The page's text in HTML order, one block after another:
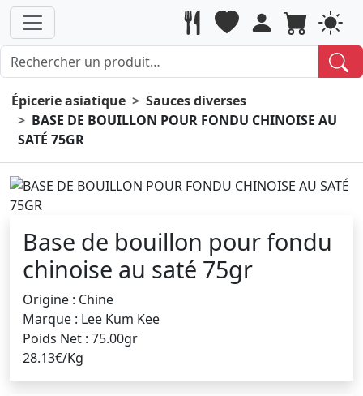
Épicerie asiatique
Sauces diverses
BASE DE BOUILLON POUR FONDU CHINOISE AU
SATÉ 75GR
Base de bouillon pour fondu
chinoise au saté 75gr
Origine : Chine
Marque : Lee Kum Kee
Poids Net : 75.00gr
28.13€/Kg